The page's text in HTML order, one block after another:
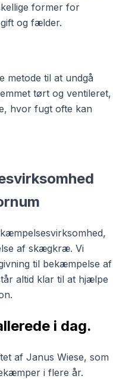
former for
og fælder.
metode til at undgå
tørt og ventileret,
hvor fugt ofte kan
af skægkræ. Vi
til bekæmpelse af
altid klar til at hjælpe
i dag.
af Janus Wiese, som
i flere år.